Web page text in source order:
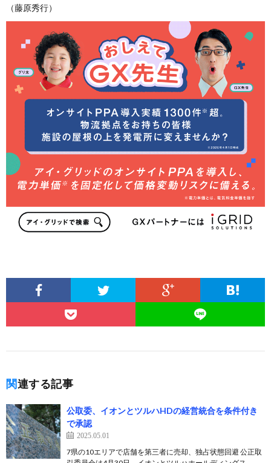
（藤原秀行）
関連する記事
公取委、イオンとツルハHDの経営統合を条件付き
で承認
2025.05.01
7県の10エリアで店舗を第三者に売却、独占状態回避 公正取